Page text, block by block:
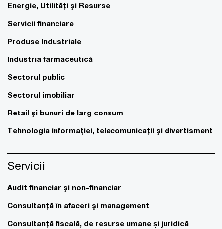
Energie, Utilităţi şi Resurse
Servicii financiare
Produse Industriale
Industria farmaceutică
Sectorul public
Sectorul imobiliar
Retail şi bunuri de larg consum
Tehnologia informaţiei, telecomunicaţii şi divertisment
Servicii
Audit financiar şi non-financiar
Consultanţă în afaceri şi management
Consultanţă fiscală, de resurse umane și juridică